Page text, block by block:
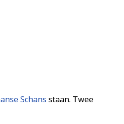
Schans staan. Twee